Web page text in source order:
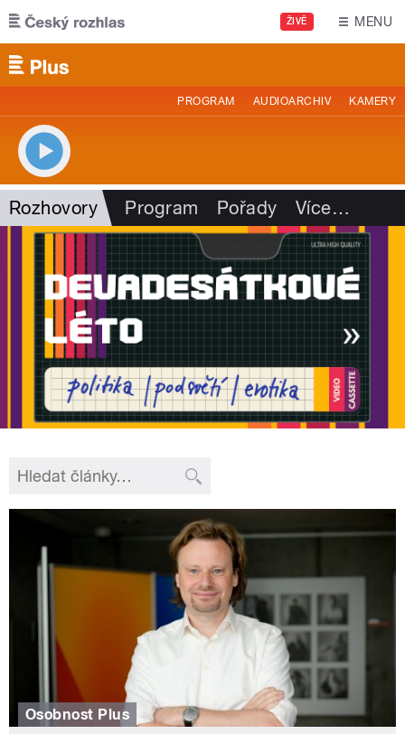
Přejít k hlavnímu obsahu
ŽIVĚ MENU
PROGRAM AUDIOARCHIV KAMERY
Rozhovory Program Pořady Více…
Osobnost Plus